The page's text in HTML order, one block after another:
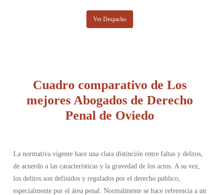
Ver Despacho
Cuadro comparativo de Los
mejores Abogados de Derecho
Penal de Oviedo
La normativa vigente hace una clara distinción entre faltas y delitos,
de acuerdo a las características y la gravedad de los actos. A su vez,
los delitos son definidos y regulados por el derecho publico,
especialmente por el área penal. Normalmente se hace referencia a un